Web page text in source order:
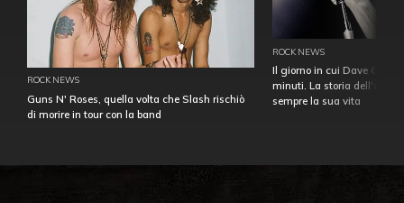
ROCK NEWS
Guns N' Roses, quella volta che Slash rischiò
di morire in tour con la band
ROCK NEWS
Il giorno in cui Dave
minuti. La storia
sempre la sua vita